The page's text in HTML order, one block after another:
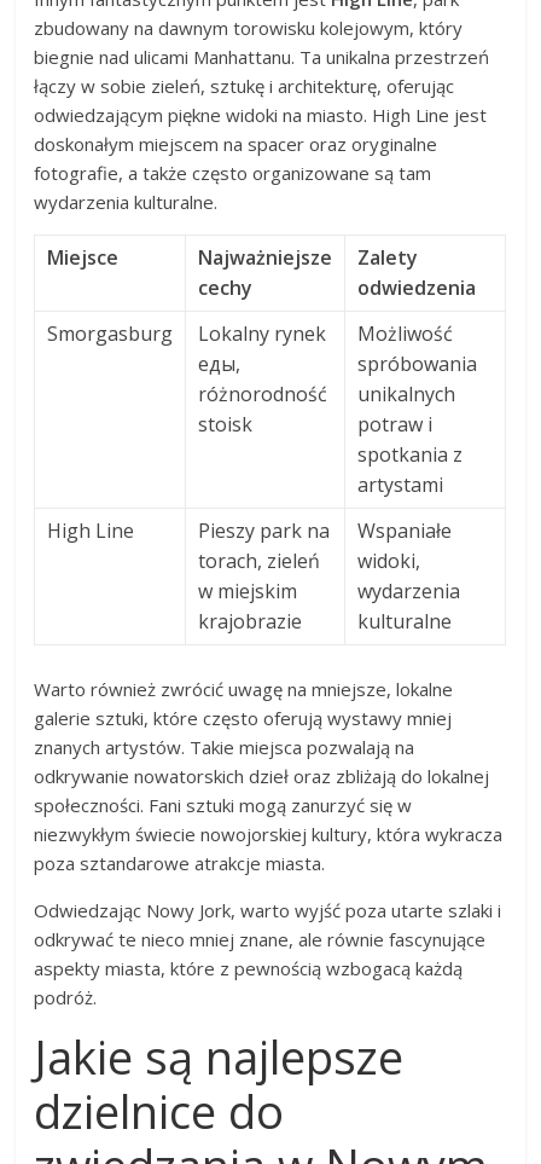
zbudowany na dawnym torowisku kolejowym, który
biegnie nad ulicami Manhattanu. Ta unikalna przestrzeń
łączy w sobie zieleń, sztukę i architekturę, oferując
odwiedzającym piękne widoki na miasto. High Line jest
doskonałym miejscem na spacer oraz oryginalne
fotografie, a także często organizowane są tam
wydarzenia kulturalne.
Miejsce
Najważniejsze
cechy
Zalety
odwiedzenia
Smorgasburg
Lokalny rynek
еды,
różnorodność
stoisk
Możliwość
spróbowania
unikalnych
potraw i
spotkania z
artystami
High Line
Pieszy park na
torach, zieleń
w miejskim
krajobrazie
Wspaniałe
widoki,
wydarzenia
kulturalne
Warto również zwrócić uwagę na mniejsze, lokalne
galerie sztuki, które często oferują wystawy mniej
znanych artystów. Takie miejsca pozwalają na
odkrywanie nowatorskich dzieł oraz zbliżają do lokalnej
społeczności. Fani sztuki mogą zanurzyć się w
niezwykłym świecie nowojorskiej kultury, która wykracza
poza sztandarowe atrakcje miasta.
Odwiedzając Nowy Jork, warto wyjść poza utarte szlaki i
odkrywać te nieco mniej znane, ale równie fascynujące
aspekty miasta, które z pewnością wzbogacą każdą
podróż.
Jakie są najlepsze
dzielnice do